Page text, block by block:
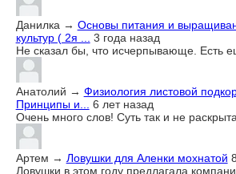
Данилка→ Основы питания и
культур ( 2я ... 3 года назад
Не сказал бы, что исчерпывающе. Есть
Анатолий → Физиология листовой
Принципы и... 6 лет назад
Очень много слов! Суть так и не
Артем → Ловушки для Аленки мохнатой
Ловушки в этом году предлагала